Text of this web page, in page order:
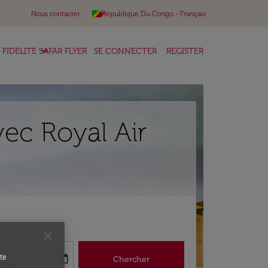
Nous contacter République Du Congo - Français
keyboard_arrow_down
FIDELITE SAFAR FLYER
keyboard_arrow_down SE CONNECTER REGISTER
Royal Air
return-date-aria-label
today Chercher